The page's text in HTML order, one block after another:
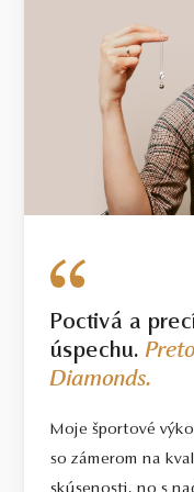
Poctivá a
úspechu.
Diamonds.
Moje športové
so zámerom na